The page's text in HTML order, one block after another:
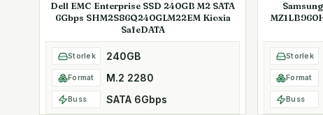
Dell EMC Enterprise SSD 240GB M2 SATA
6Gbps SHM2S86Q240GLM22EM Kioxia
SafeDATA
Storlek 240GB
Format M.2 2280
Buss SATA 6Gbps
Storlek
Format
Buss